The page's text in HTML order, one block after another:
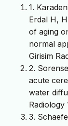
1.
Erdal H,
of aging
normal
Girisim
2.
acute
water
Radiology
3.